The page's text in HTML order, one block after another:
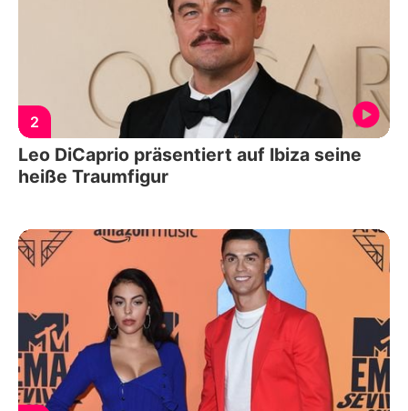
2
Leo DiCaprio präsentiert auf Ibiza seine
heiße Traumfigur